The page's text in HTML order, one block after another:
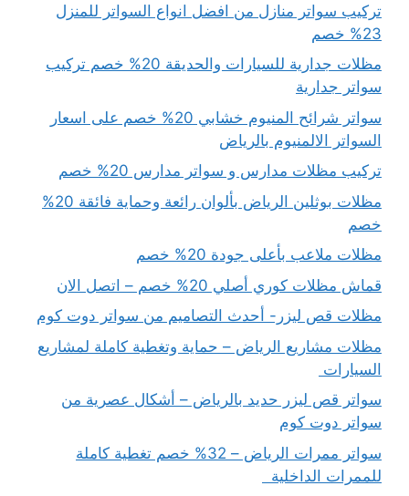
تركيب سواتر منازل من افضل انواع السواتر للمنزل
23% خصم
مظلات جدارية للسيارات والحديقة 20% خصم تركيب
سواتر جدارية
سواتر شرائح المنيوم خشابي 20% خصم على اسعار
السواتر الالمنيوم بالرياض
تركيب مظلات مدارس و سواتر مدارس 20% خصم
مظلات بوثلين الرياض بألوان رائعة وحماية فائقة 20%
خصم
مظلات ملاعب بأعلى جودة 20% خصم
قماش مظلات كوري أصلي 20% خصم – اتصل الان
مظلات قص ليزر- أحدث التصاميم من سواتر دوت كوم
مظلات مشاريع الرياض – حماية وتغطية كاملة لمشاريع
السيارات
سواتر قص ليزر حديد بالرياض – أشكال عصرية من
سواتر دوت كوم
سواتر ممرات الرياض – 32% خصم تغطية كاملة
للممرات الداخلية